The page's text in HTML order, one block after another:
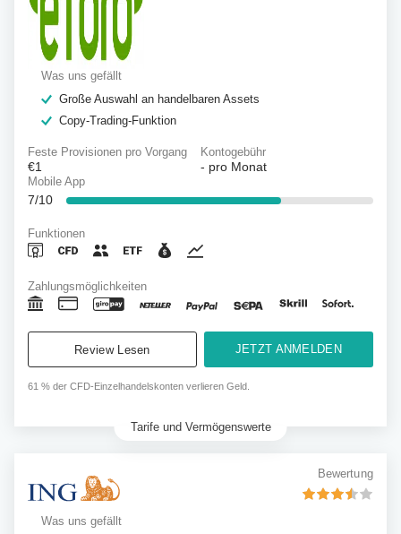
Was uns gefällt
Große Auswahl an handelbaren Assets
Copy-Trading-Funktion
Feste Provisionen pro Vorgang
€1
Kontogebühr
- pro Monat
Mobile App
7/10
Funktionen
Zahlungsmöglichkeiten
Review Lesen JETZT ANMELDEN
61 % der CFD-Einzelhandelskonten verlieren Geld.
Tarife und Vermögenswerte
Bewertung
Was uns gefällt